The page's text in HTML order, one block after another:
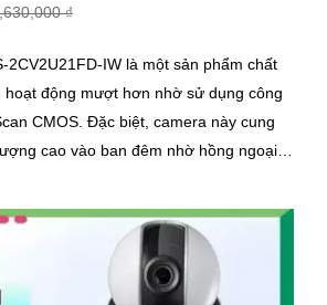
₫
2CV2U21FD-IW là một sản phẩm chất
hoạt động mượt hơn nhờ sử dụng công
camera này cung
cao vào ban đêm nhờ hồng ngoại